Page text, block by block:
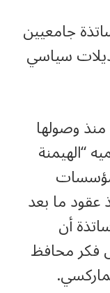
جامعيين
سياسي
وصولها
“الهيمنة
عقود ما بعد
أن
فكر محافظ